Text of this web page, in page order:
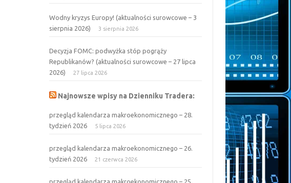
Wodny kryzys Europy! (aktualności surowcowe – 3
sierpnia 2026)
3 sierpnia 2026
Decyzja FOMC: podwyżka stóp pogrąży
Republikanów? (aktualności surowcowe – 27 lipca
2026)
27 lipca 2026
Najnowsze wpisy na Dzienniku Tradera:
przegląd kalendarza makroekonomicznego – 28.
tydzień 2026
5 lipca 2026
przegląd kalendarza makroekonomicznego – 26.
tydzień 2026
21 czerwca 2026
przegląd kalendarza makroekonomicznego – 25.